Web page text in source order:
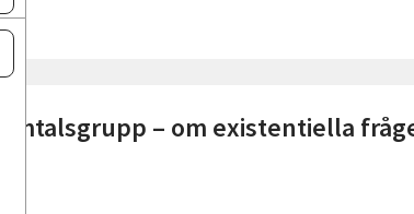
Samtalsgrupp – om existentiella